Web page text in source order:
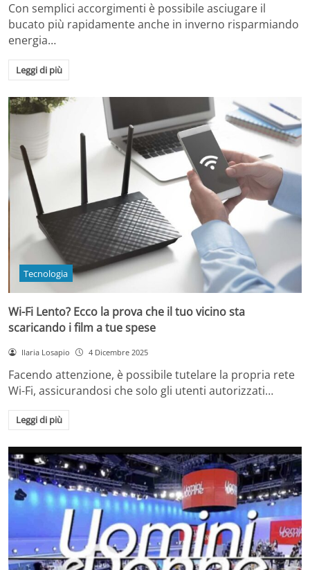
Con semplici accorgimenti è possibile asciugare il
bucato più rapidamente anche in inverno risparmiando
energia…
Leggi di più
Tecnologia
Wi-Fi Lento? Ecco la prova che il tuo vicino sta
scaricando i film a tue spese
Ilaria Losapio 4 Dicembre 2025
Facendo attenzione, è possibile tutelare la propria rete
Wi-Fi, assicurandosi che solo gli utenti autorizzati…
Leggi di più